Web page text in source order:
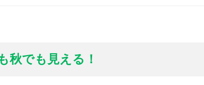
秋でも見える！